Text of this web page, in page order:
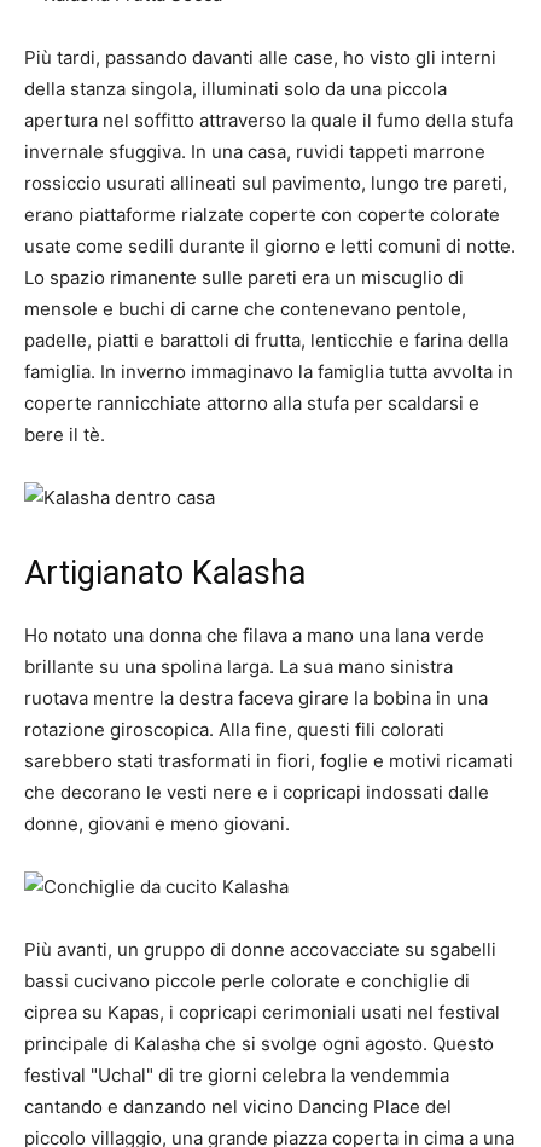
Più tardi, passando davanti alle case, ho visto gli interni
della stanza singola, illuminati solo da una piccola
apertura nel soffitto attraverso la quale il fumo della stufa
invernale sfuggiva. In una casa, ruvidi tappeti marrone
rossiccio usurati allineati sul pavimento, lungo tre pareti,
erano piattaforme rialzate coperte con coperte colorate
usate come sedili durante il giorno e letti comuni di notte.
Lo spazio rimanente sulle pareti era un miscuglio di
mensole e buchi di carne che contenevano pentole,
padelle, piatti e barattoli di frutta, lenticchie e farina della
famiglia. In inverno immaginavo la famiglia tutta avvolta in
coperte rannicchiate attorno alla stufa per scaldarsi e
bere il tè.
Artigianato Kalasha
Ho notato una donna che filava a mano una lana verde
brillante su una spolina larga. La sua mano sinistra
ruotava mentre la destra faceva girare la bobina in una
rotazione giroscopica. Alla fine, questi fili colorati
sarebbero stati trasformati in fiori, foglie e motivi ricamati
che decorano le vesti nere e i copricapi indossati dalle
donne, giovani e meno giovani.
Più avanti, un gruppo di donne accovacciate su sgabelli
bassi cucivano piccole perle colorate e conchiglie di
ciprea su Kapas, i copricapi cerimoniali usati nel festival
principale di Kalasha che si svolge ogni agosto. Questo
festival "Uchal" di tre giorni celebra la vendemmia
cantando e danzando nel vicino Dancing Place del
piccolo villaggio, una grande piazza coperta in cima a una